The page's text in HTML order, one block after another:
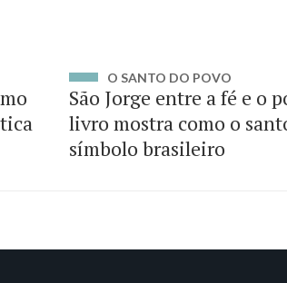
O SANTO DO POVO
São Jorge entre a fé e o
livro mostra como o
símbolo brasileiro